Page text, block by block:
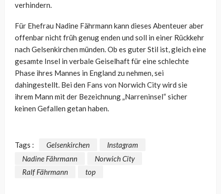
verhindern.
Für Ehefrau Nadine Fährmann kann dieses Abenteuer aber
offenbar nicht früh genug enden und soll in einer Rückkehr
nach Gelsenkirchen münden. Ob es guter Stil ist, gleich eine
gesamte Insel in verbale Geiselhaft für eine schlechte
Phase ihres Mannes in England zu nehmen, sei
dahingestellt. Bei den Fans von Norwich City wird sie
ihrem Mann mit der Bezeichnung „Narreninsel“ sicher
keinen Gefallen getan haben.
Tags : Gelsenkirchen
Instagram
Nadine Fährmann
Norwich City
Ralf Fährmann
top